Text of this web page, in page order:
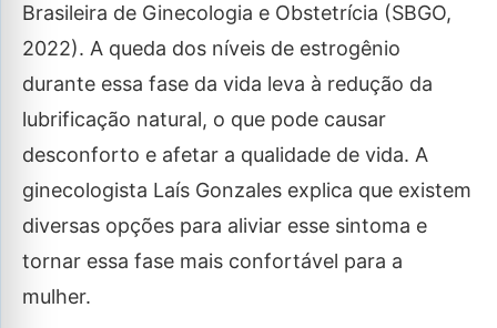
Brasileira de Ginecologia e Obstetrícia (SBGO,
2022). A queda dos níveis de estrogênio
durante essa fase da vida leva à redução da
lubrificação natural, o que pode causar
desconforto e afetar a qualidade de vida. A
ginecologista Laís Gonzales explica que existem
diversas opções para aliviar esse sintoma e
tornar essa fase mais confortável para a
mulher.